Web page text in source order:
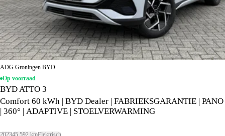
ADG Groningen BYD
Op voorraad
BYD ATTO 3
Comfort 60 kWh | BYD Dealer | FABRIEKSGARANTIE | PANO
| 360° | ADAPTIVE | STOELVERWARMING